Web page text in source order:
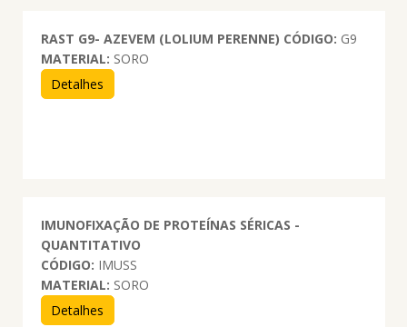
RAST G9- AZEVEM (LOLIUM PERENNE) CÓDIGO: G9
MATERIAL: SORO
Detalhes
IMUNOFIXAÇÃO DE PROTEÍNAS SÉRICAS -
QUANTITATIVO
CÓDIGO: IMUSS
MATERIAL: SORO
Detalhes